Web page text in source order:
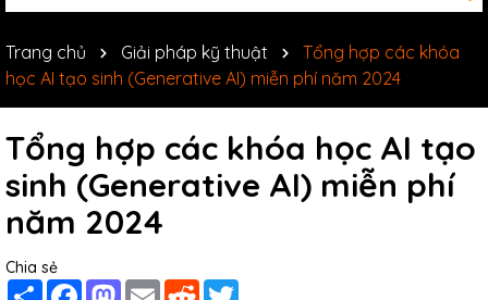
Trang chủ Giải pháp kỹ thuật
Tổng hợp các khóa
học AI tạo sinh (Generative AI) miễn phí năm 2024
Tổng hợp các khóa học AI tạo
sinh (Generative AI) miễn phí
năm 2024
Chia sẻ
Share FacebookMastodon
Email Reddit